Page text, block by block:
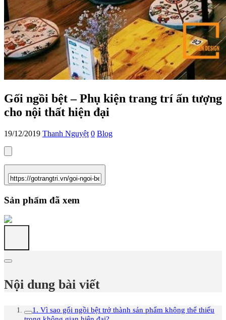
Gối ngồi bệt – Phụ kiện trang trí ấn tượng
cho nội thất hiện đại
19/12/2019 Thanh Nguyệt 0 Blog
Sản phẩm đã xem
Nội dung bài viết
1. Vì sao gối ngồi bệt trở thành sản phẩm không thể thiếu